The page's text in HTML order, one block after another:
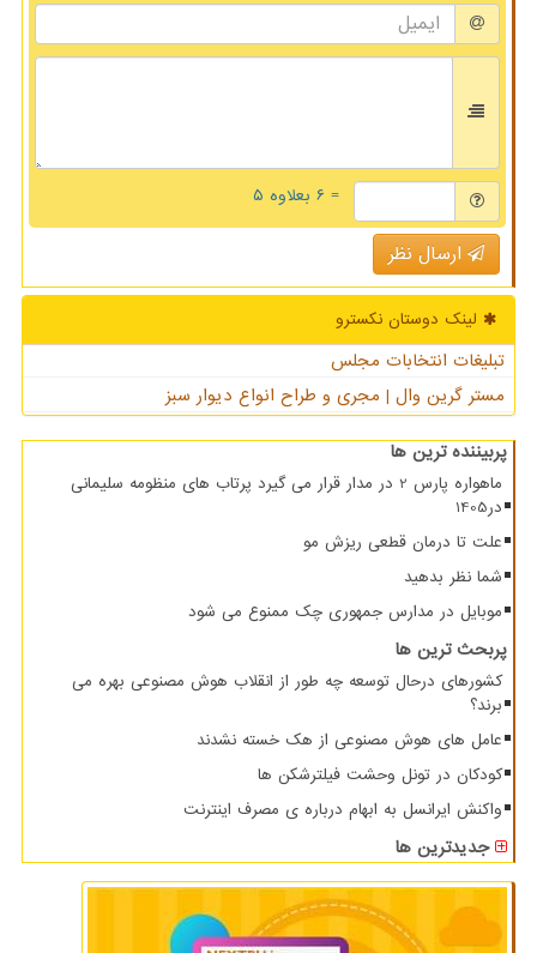
= ۶ بعلاوه ۵
ارسال نظر
لینک دوستان نكسترو
تبلیغات انتخابات مجلس
مستر گرین وال | مجری و طراح انواع دیوار سبز
پربیننده ترین ها
ماهواره پارس 2 در مدار قرار می گیرد پرتاب های منظومه سلیمانی
در1405
علت تا درمان قطعی ریزش مو
شما نظر بدهید
موبایل در مدارس جمهوری چک ممنوع می شود
پربحث ترین ها
کشورهای درحال توسعه چه طور از انقلاب هوش مصنوعی بهره می
برند؟
عامل های هوش مصنوعی از هک خسته نشدند
کودکان در تونل وحشت فیلترشکن ها
واکنش ایرانسل به ابهام درباره ی مصرف اینترنت
جدیدترین ها